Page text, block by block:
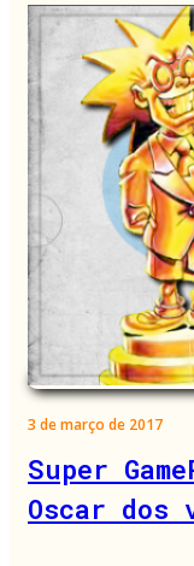
3 de março de 2017
Super
Oscar dos